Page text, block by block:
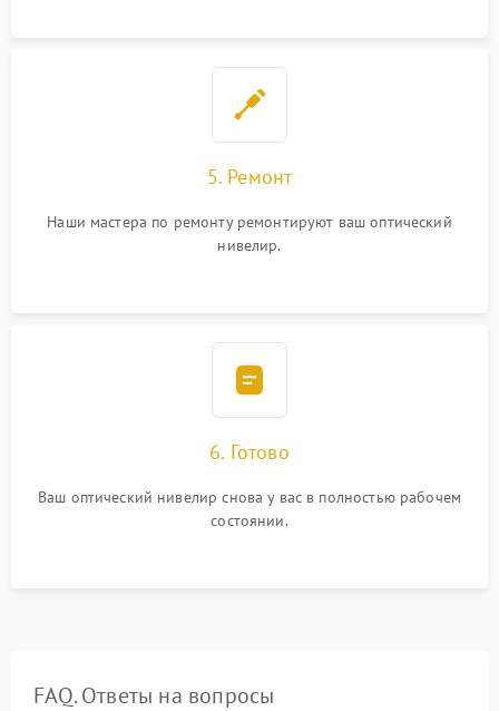
5. Ремонт
Наши мастера по ремонту ремонтируют ваш оптический
нивелир.
6. Готово
Ваш оптический нивелир снова у вас в полностью рабочем
состоянии.
FAQ. Ответы на вопросы